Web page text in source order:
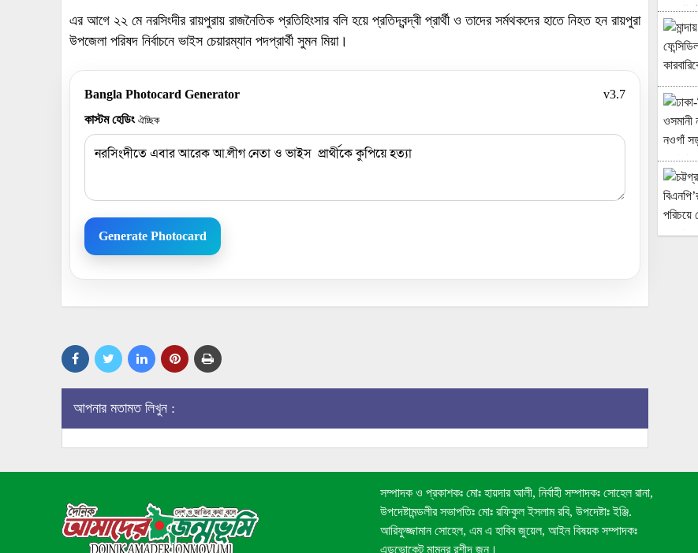
এর আগে ২২ মে নরসিংদীর রায়পুরায় রাজনৈতিক প্রতিহিংসার বলি হয়ে প্রতিদ্বন্দ্বী প্রার্থী ও তাদের সর্মথকদের হাতে নিহত হন রায়পুরা
উপজেলা পরিষদ নির্বাচনে ভাইস চেয়ারম্যান পদপ্রার্থী সুমন মিয়া।
Bangla Photocard Generator
v3.7
কাস্টম হেডিং ঐচ্ছিক
Generate Photocard
আপনার মতামত লিখুন :
সম্পাদক ও প্রকাশকঃ মোঃ হায়দার আলী, নির্বাহী সম্পাদকঃ সোহেল রানা,
উপদেষ্টামন্ডলীর সভাপতিঃ মোঃ রফিকুল ইসলাম রবি, উপদেষ্টাঃ ইঞ্জি.
আরিফুজ্জামান সোহেল, এম এ হাবিব জুয়েল, আইন বিষয়ক সম্পাদকঃ
এডভোকেট মামুনুর রশীদ জন।